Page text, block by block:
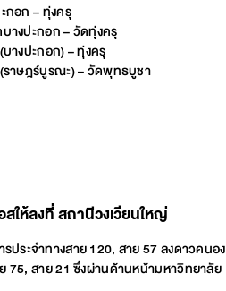
กอก – ทุ่งครุ
างปะกอก – วัดทุ่งครุ
างปะกอก) – ทุ่งครุ
ราษฎร์บูรณะ) – วัดพุทธบูชา
ให้ลงที่ สถานีวงเวียนใหญ่
ประจำทางสาย 120, สาย 57 ลงดาวคนอง
75, สาย 21 ซึ่งผ่านด้านหน้ามหาวิทยาลัย